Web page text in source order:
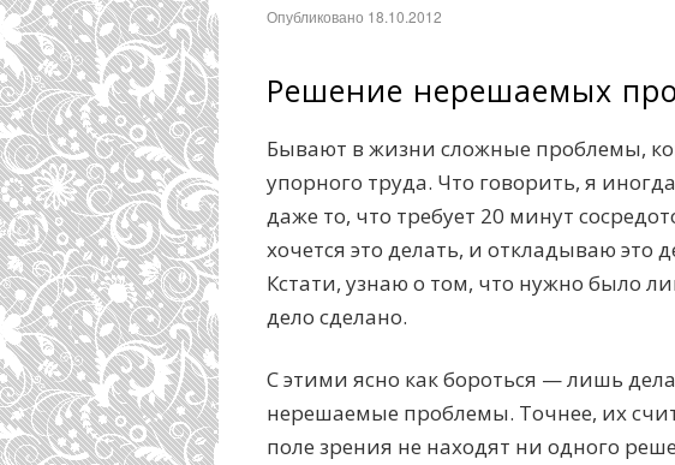
Опубликовано 18.10.2012
Решение нерешаемых
Бывают в жизни сложные проблемы,
упорного труда. Что говорить, я
даже то, что требует 20 минут
хочется это делать, и откладываю это
Кстати, узнаю о том, что нужно было
дело сделано.
С этими ясно как бороться — лишь
нерешаемые проблемы. Точнее, их
поле зрения не находят ни одного